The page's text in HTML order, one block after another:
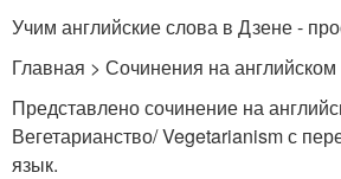
Учим английские слова в Дзене -
Главная > Сочинения на английском
Представлено сочинение на
Вегетарианство/ Vegetarianism с
язык.